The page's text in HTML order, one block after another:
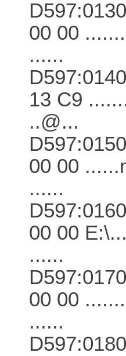
00 00
......
13 C9
..@...
00 00
......
00 00
......
00 00
......